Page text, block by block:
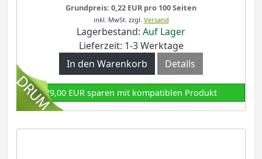
Grundpreis: 0,22 EUR pro 100 Seiten
inkl. MwSt. zzgl. Versand
Lagerbestand: Auf Lager
Lieferzeit: 1-3 Werktage
In den Warenkorb
Details
79,00 EUR sparen mit kompatiblen Produkt